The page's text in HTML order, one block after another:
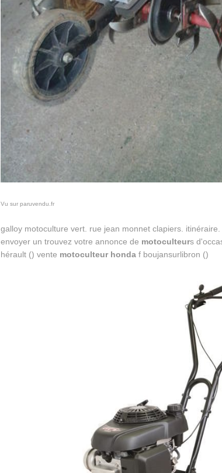
Vu sur paruvendu.fr
galloy motoculture vert. rue jean monnet clapiers.
envoyer un trouvez votre annonce de motoculteurs
hérault () vente motoculteur hondaf boujansurlibron ()